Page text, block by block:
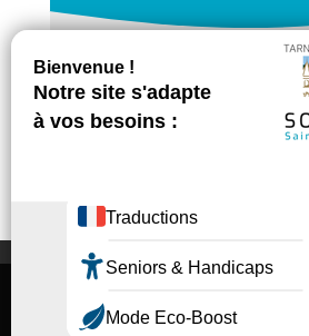
Je m'inscris
Contactez-nous
Inscrivez-vous à la
Mentions légales
Nous utilisons des cookies pour vous
expérience sur notre site.
Pour connaitre les cookies utilisés ou